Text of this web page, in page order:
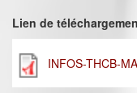
Lien de
INFOS-THCB-